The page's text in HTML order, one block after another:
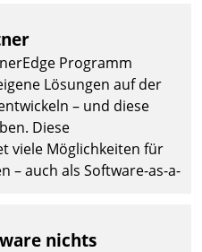
Programm
Lösungen auf der
– und diese
Diese
viele Möglichkeiten für
– auch als Software-as-a-
nichts